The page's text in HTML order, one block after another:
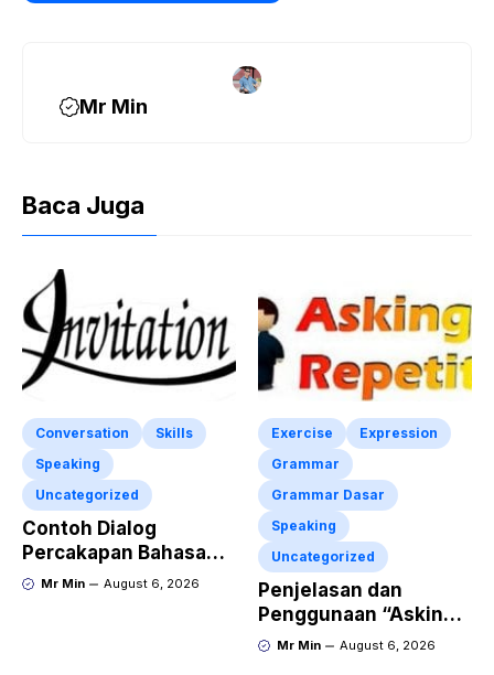
Mr Min
Baca Juga
Conversation
Skills
Speaking
Uncategorized
Contoh Dialog
Percakapan Bahasa
Inggris tentang
Mr Min August 6, 2026
Exercise
Expression
Grammar
Grammar Dasar
Speaking
Uncategorized
Penjelasan dan
Penggunaan “Asking
for Repetition”
Mr Min August 6, 2026